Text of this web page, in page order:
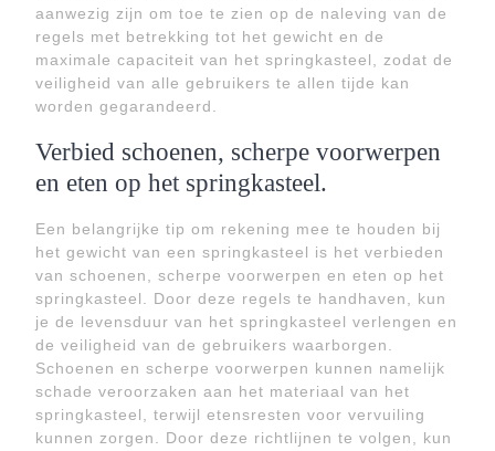
aanwezig zijn om toe te zien op de naleving van de
regels met betrekking tot het gewicht en de
maximale capaciteit van het springkasteel, zodat de
veiligheid van alle gebruikers te allen tijde kan
worden gegarandeerd.
Verbied schoenen, scherpe voorwerpen
en eten op het springkasteel.
Een belangrijke tip om rekening mee te houden bij
het gewicht van een springkasteel is het verbieden
van schoenen, scherpe voorwerpen en eten op het
springkasteel. Door deze regels te handhaven, kun
je de levensduur van het springkasteel verlengen en
de veiligheid van de gebruikers waarborgen.
Schoenen en scherpe voorwerpen kunnen namelijk
schade veroorzaken aan het materiaal van het
springkasteel, terwijl etensresten voor vervuiling
kunnen zorgen. Door deze richtlijnen te volgen, kun